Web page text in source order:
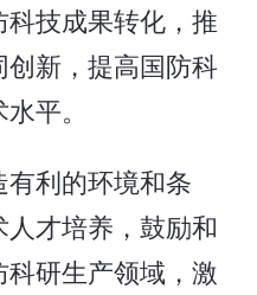
技成果转化，推
新，提高国防科
平。
利的环境和条
才培养，鼓励和
研生产领域，激